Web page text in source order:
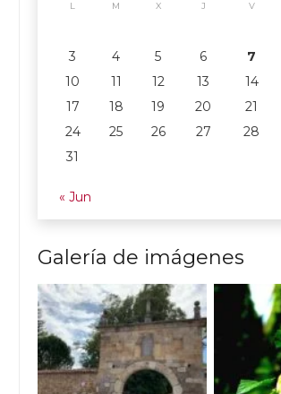
L M X J V
3
4 5 6 7
10
11 12 13 14
17
18 19 20 21
24
25 26 27 28
31
« Jun
Galería de imágenes